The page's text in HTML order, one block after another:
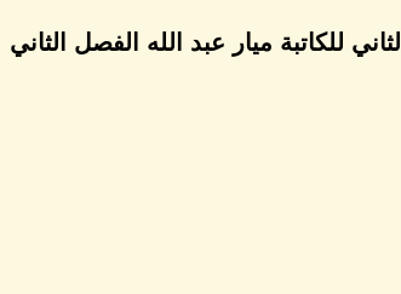
للكاتبة ميار عبد الله الفصل الثاني